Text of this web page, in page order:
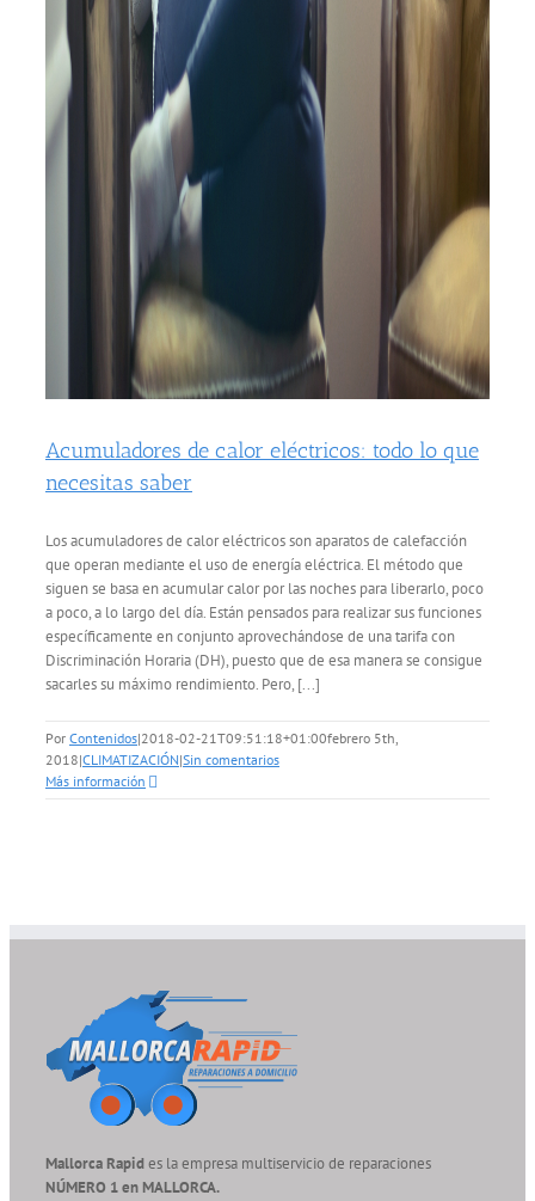
Acumuladores de calor eléctricos: todo lo que
necesitas saber
Los acumuladores de calor eléctricos son aparatos de calefacción
que operan mediante el uso de energía eléctrica. El método que
siguen se basa en acumular calor por las noches para liberarlo, poco
a poco, a lo largo del día. Están pensados para realizar sus funciones
específicamente en conjunto aprovechándose de una tarifa con
Discriminación Horaria (DH), puesto que de esa manera se consigue
sacarles su máximo rendimiento. Pero, [...]
Por Contenidos|2018-02-21T09:51:18+01:00febrero 5th,
2018|CLIMATIZACIÓN|Sin comentarios
Más información
Mallorca Rapides la empresa multiservicio de reparaciones
NÚMERO 1 en MALLORCA.